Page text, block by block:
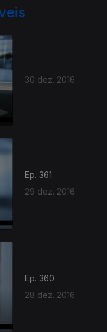
30 dez. 2016
Ep. 361
29 dez. 2016
Ep. 360
28 dez. 2016